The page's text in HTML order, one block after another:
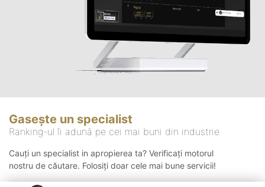
Gasește un specialist
Ranking-ul îi adună pe cei mai buni din industrie
Cauți un specialist in apropierea ta? Verificați motorul
nostru de căutare. Folosiți doar cele mai bune servicii!